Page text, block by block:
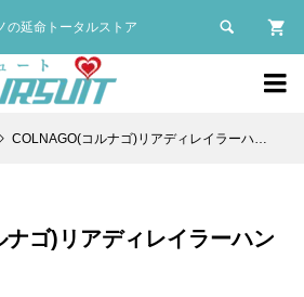
の延命トータルストア 

COLNAGO(コルナゴ)リアディレイラーハンガー(IBEX/C29)
ゴ)リアディレイラーハン